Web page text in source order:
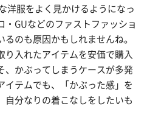
洋服をよく見かけるようになっ
・GUなどのファストファッショ
のも原因かもしれませんね。
り入れたアイテムを安価で購入
、かぶってしまうケースが多発
イテムでも、「かぶった感」を
自分なりの着こなしをしたいも